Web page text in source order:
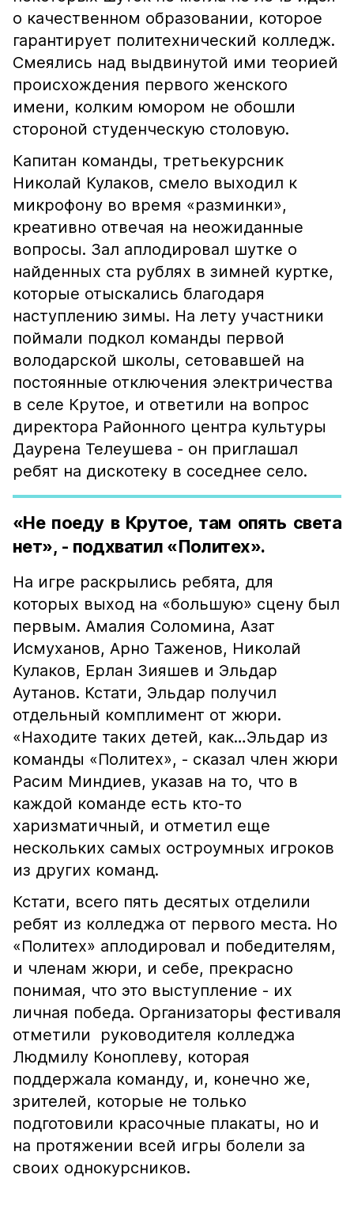
о качественном образовании, которое
гарантирует политехнический колледж.
Смеялись над выдвинутой ими теорией
происхождения первого женского
имени, колким юмором не обошли
стороной студенческую столовую.
Капитан команды, третьекурсник
Николай Кулаков, смело выходил к
микрофону во время «разминки»,
креативно отвечая на неожиданные
вопросы. Зал аплодировал шутке о
найденных ста рублях в зимней куртке,
которые отыскались благодаря
наступлению зимы. На лету участники
поймали подкол команды первой
володарской школы, сетовавшей на
постоянные отключения электричества
в селе Крутое, и ответили на вопрос
директора Районного центра культуры
Даурена Телеушева - он приглашал
ребят на дискотеку в соседнее село.
«Не поеду в Крутое, там опять света
нет», - подхватил «Политех».
На игре раскрылись ребята, для
которых выход на «большую» сцену был
первым. Амалия Соломина, Азат
Исмуханов, Арно Таженов, Николай
Кулаков, Ерлан Зияшев и Эльдар
Аутанов. Кстати, Эльдар получил
отдельный комплимент от жюри.
«Находите таких детей, как…Эльдар из
команды «Политех», - сказал член жюри
Расим Миндиев, указав на то, что в
каждой команде есть кто-то
харизматичный, и отметил еще
нескольких самых остроумных игроков
из других команд.
Кстати, всего пять десятых отделили
ребят из колледжа от первого места. Но
«Политех» аплодировал и победителям,
и членам жюри, и себе, прекрасно
понимая, что это выступление - их
личная победа. Организаторы фестиваля
отметили руководителя колледжа
Людмилу Коноплеву, которая
поддержала команду, и, конечно же,
зрителей, которые не только
подготовили красочные плакаты, но и
на протяжении всей игры болели за
своих однокурсников.